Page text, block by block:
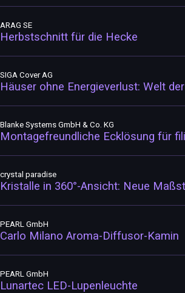
ARAG SE
Herbstschnitt für die Hecke
SIGA Cover AG
Häuser ohne Energieverlust: Welt
Blanke Systems GmbH & Co. KG
Montagefreundliche Ecklösung für
crystal paradise
Kristalle in 360°-Ansicht: Neue
PEARL GmbH
Carlo Milano Aroma-Diffusor-Kamin
PEARL GmbH
Lunartec LED-Lupenleuchte